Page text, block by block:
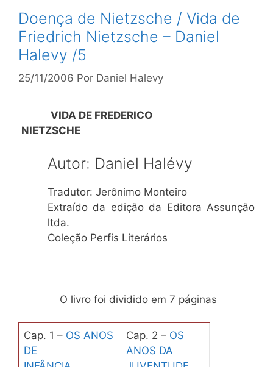
Doença de Nietzsche / Vida de
Friedrich Nietzsche – Daniel
Halevy /5
25/11/2006 Por Daniel Halevy
VIDA DE FREDERICO
NIETZSCHE
Autor: Daniel Halévy
Tradutor: Jerônimo Monteiro
Extraído da edição da Editora Assunção
ltda.
Coleção Perfis Literários
O livro foi dividido em 7 páginas
Cap. 1 – OS ANOS
DE
Cap. 2 – OS
ANOS DA